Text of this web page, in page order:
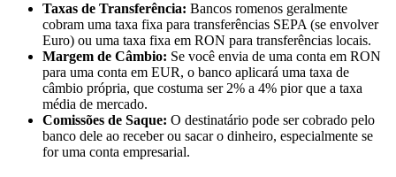
Taxas de Transferência: Bancos romenos geralmente
cobram uma taxa fixa para transferências SEPA (se envolver
Euro) ou uma taxa fixa em RON para transferências locais.
Margem de Câmbio: Se você envia de uma conta em RON
para uma conta em EUR, o banco aplicará uma taxa de
câmbio própria, que costuma ser 2% a 4% pior que a taxa
média de mercado.
Comissões de Saque: O destinatário pode ser cobrado pelo
banco dele ao receber ou sacar o dinheiro, especialmente se
for uma conta empresarial.